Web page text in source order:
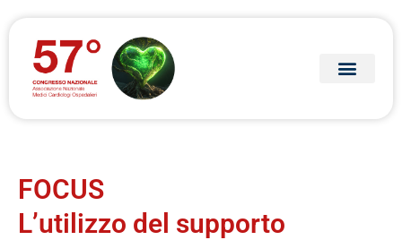
FOCUS
L’utilizzo del supporto